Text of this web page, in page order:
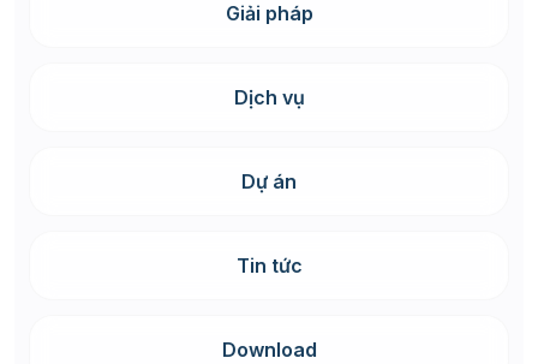
Giải pháp
Dịch vụ
Dự án
Tin tức
Download